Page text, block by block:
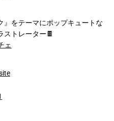
』をテーマにポップキュートな
ストレーター🍫
ェ